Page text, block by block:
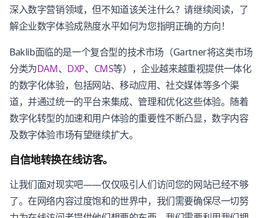
深入数字营销领域，但不知道该关注什么？请继续阅读，了
解企业数字体验成熟度水平如何为您指明正确的方向！
Baklib面临的是一个复合型的技术市场（Gartner将这类市场
分类为DAM、 DXP、 CMS等），企业越来越重视提供一体化
的数字化体验，包括网站、移动应用、社交媒体等多个渠
道，并通过统一的平台来集成、管理和优化这些体验。随着
数字化转型的加速和用户体验的重要性不断凸显，数字内容
及数字体验市场有望继续扩大。
自信地转换在线访客。
让我们面对现实吧——仅仅吸引人们访问您的网站已经不够
了。在网络内容过度饱和的世界中，我们需要确保尽一切努